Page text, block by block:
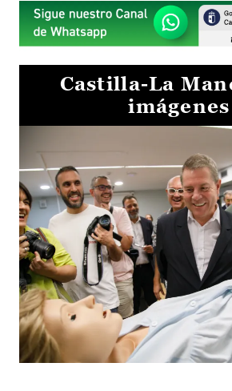
Castilla-La
imágenes